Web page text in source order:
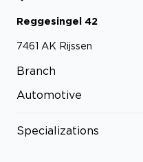
Reggesingel 42
7461 AK Rijssen
Branch
Automotive
Specializations